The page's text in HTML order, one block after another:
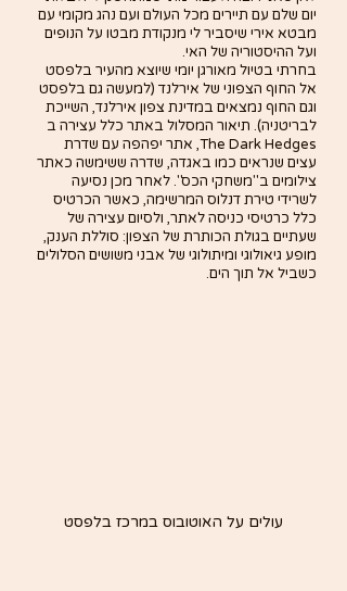
יום שלם עם תיירים מכל העולם ועם נהג מקומי עם
מבטא אירי שיסביר לי מנקודת מבטו על הנופים
ועל ההיסטוריה של האי.
בחרתי בטיול מאורגן יומי שיוצא מהעיר בלפסט
אל החוף הצפוני של אירלנד (למעשה גם בלפסט
וגם החוף נמצאים במדינת צפון אירלנד, השייכת
לבריטניה). תיאור המסלול באתר כלל עצירה ב
The Dark Hedges, אתר יפהפה עם שדרת
עצים שנראים כמו באגדה, שדרה ששימשה כאתר
צילומים ב"משחקי הכס". לאחר מכן נסיעה
לשרידי טירת דנלוס המרשימה, כאשר הכרטיס
כלל כרטיסי כניסה לאתר, ולסיום עצירה של
שעתיים בגולת הכותרת של הצפון: סוללת הענק,
מופע גיאולוגי ומיתולוגי של אבני משושים הסלולים
כשביל אל תוך הים.
עולים על האוטובוס במרכז בלפסט